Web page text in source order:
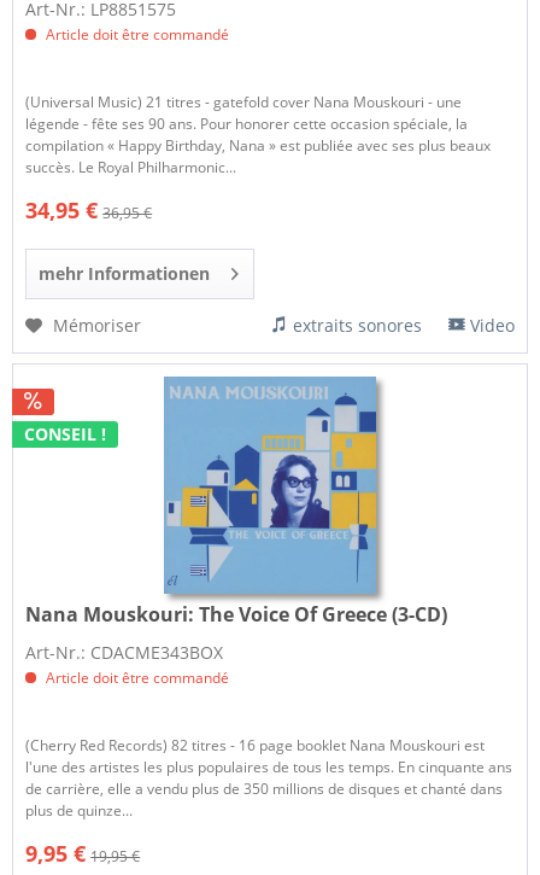
Art-Nr.: LP8851575
Article doit être commandé
(Universal Music) 21 titres - gatefold cover Nana Mouskouri - une
légende - fête ses 90 ans. Pour honorer cette occasion spéciale, la
compilation « Happy Birthday, Nana » est publiée avec ses plus beaux
succès. Le Royal Philharmonic...
34,95 € 36,95 €
mehr Informationen
Mémoriser extraits sonores Video
CONSEIL !
Nana Mouskouri:The Voice Of Greece (3-CD)
Art-Nr.: CDACME343BOX
Article doit être commandé
(Cherry Red Records) 82 titres - 16 page booklet Nana Mouskouri est
l'une des artistes les plus populaires de tous les temps. En cinquante ans
de carrière, elle a vendu plus de 350 millions de disques et chanté dans
plus de quinze...
9,95 € 19,95 €